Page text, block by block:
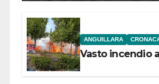
ANGUILLARA
Vasto incendio